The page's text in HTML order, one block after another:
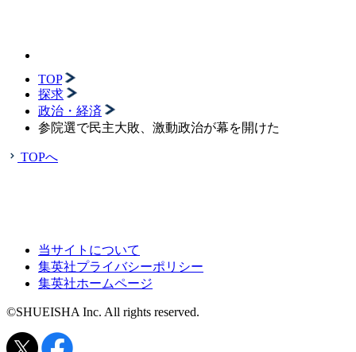
TOP
探求
政治・経済
参院選で民主大敗、激動政治が幕を開けた
TOPへ
当サイトについて
集英社プライバシーポリシー
集英社ホームページ
©SHUEISHA Inc. All rights reserved.